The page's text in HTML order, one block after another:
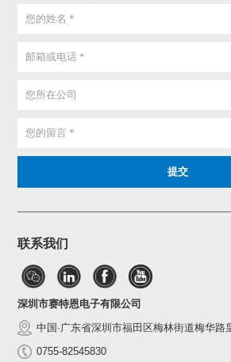
联系我们
深圳市赛特恩电子有限公司
中国·广东省深圳市福田区梅林街道梅华路
0755-82545830